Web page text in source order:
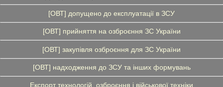
[ОВТ] допущено до експлуатації в ЗСУ
[ОВТ] прийняття на озброєння ЗС України
[ОВТ] закупівля озброєння для ЗС України
[ОВТ] надходження до ЗСУ та інших формувань
Експорт технологій, озброєння і військової техніки